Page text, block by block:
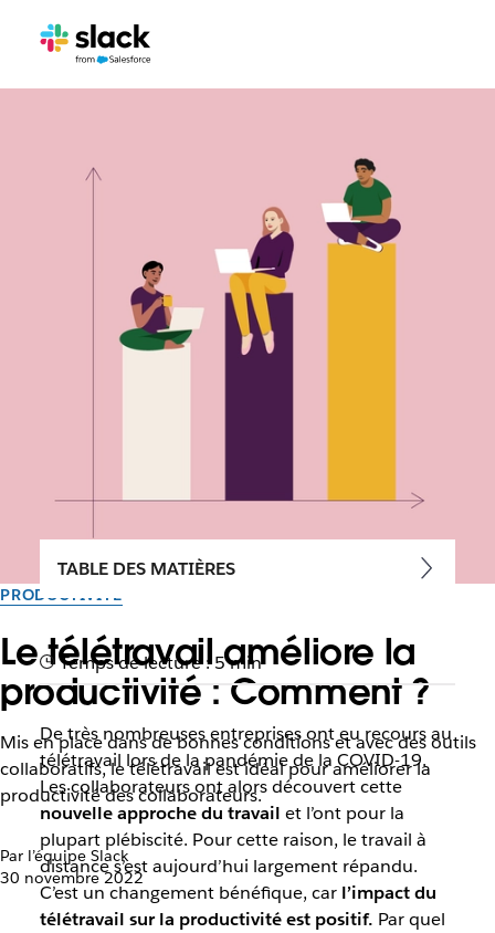
PRODUCTIVITÉ
Le télétravail améliore la
productivité : Comment ?
Mis en place dans de bonnes conditions et avec des outils
collaboratifs, le télétravail est idéal pour améliorer la
productivité des collaborateurs.
Par l’équipe Slack
30 novembre 2022
TABLE DES MATIÈRES
Temps de lecture : 5 min
De très nombreuses entreprises ont eu recours au
télétravail lors de la pandémie de la COVID-19.
Les collaborateurs ont alors découvert cette
nouvelle approche du travail et l’ont pour la
plupart plébiscité. Pour cette raison, le travail à
distance s’est aujourd’hui largement répandu.
C’est un changement bénéfique, car l’impact du
télétravail sur la productivité est positif. Par quel